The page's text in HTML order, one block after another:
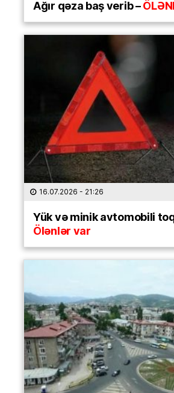
Ağır qəza baş verib –
16.07.2026 - 21:26
Yük və minik avtomobili
Ölənlər var